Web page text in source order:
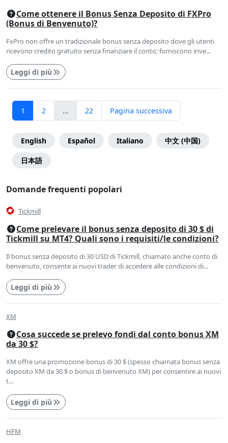
Come ottenere il Bonus Senza Deposito di FXPro
(Bonus di Benvenuto)?
FxPro non offre un tradizionale bonus senza deposito dove gli utenti
ricevono credito gratuito senza finanziare il conto; forniscono inve...
Leggi di più
Posts
pagination
Pagina
1 Pagina
2 … Pagina
22 Pagina successiva
Menu
di
pagina
Categorie
English Español Italiano 中文 (中国)
日本語
Domande frequenti popolari
Tickmill
Come prelevare il bonus senza deposito di 30 $ di
Tickmill su MT4? Quali sono i requisiti/le condizioni?
Il bonus senza deposito di 30 USD di Tickmill, chiamato anche conto di
benvenuto, consente ai nuovi trader di accedere alle condizioni di...
Leggi di più
XM
Cosa succede se prelevo fondi dal conto bonus XM
da 30 $?
XM offre una promozione bonus di 30 $ (spesso chiamata bonus senza
deposito XM da 30 $ o bonus di benvenuto XM) per consentire ai nuovi
t...
Leggi di più
HFM